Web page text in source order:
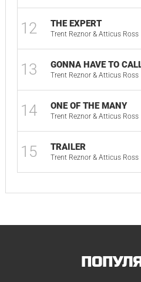
12 THE EXPERT
Trent Reznor & Atticus Ross
13 GONNA HAVE TO
Trent Reznor & Atticus Ross
14 ONE OF THE MANY
Trent Reznor & Atticus Ross
15 TRAILER
Trent Reznor & Atticus Ross